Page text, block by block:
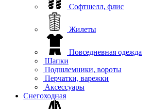
Софтшелл, флис
Жилеты
Повседневная одежда
Шапки
Подшлемники, вороты
Перчатки, варежки
Аксессуары
Снегоходная